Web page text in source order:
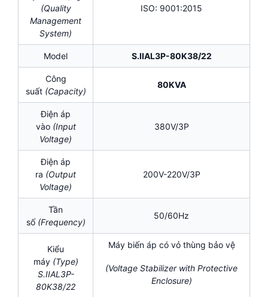
(Quality
Management
System)
ISO: 9001:2015
Model S.IIAL3P-80K38/22
Công
suất (Capacity)
80KVA
Điện áp
vào (Input
Voltage)
380V/3P
Điện áp
ra (Output
Voltage)
200V-220V/3P
Tần
số (Frequency)
50/60Hz
Kiểu
máy (Type)
S.IIAL3P-
80K38/22
Máy biến áp có vỏ thùng bảo vệ
(Voltage Stabilizer with Protective
Enclosure)